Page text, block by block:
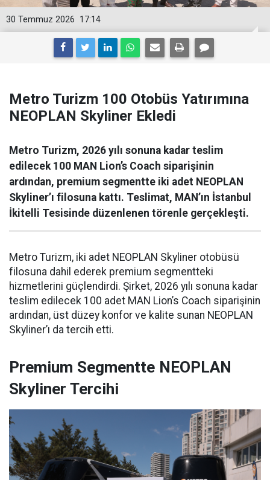
17:14
30 Temmuz 2026
Metro Turizm 100 Otobüs Yatırımına
NEOPLAN Skyliner Ekledi
Metro Turizm, 2026 yılı sonuna kadar teslim
edilecek 100 MAN Lion’s Coach siparişinin
ardından, premium segmentte iki adet NEOPLAN
Skyliner’ı filosuna kattı. Teslimat, MAN’ın İstanbul
İkitelli Tesisinde düzenlenen törenle gerçekleşti.
Metro Turizm, iki adet NEOPLAN Skyliner otobüsü
filosuna dahil ederek premium segmentteki
hizmetlerini güçlendirdi. Şirket, 2026 yılı sonuna kadar
teslim edilecek 100 adet MAN Lion’s Coach siparişinin
ardından, üst düzey konfor ve kalite sunan NEOPLAN
Skyliner’ı da tercih etti.
Premium Segmentte NEOPLAN
Skyliner Tercihi